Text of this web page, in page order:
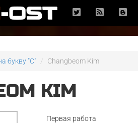
букву "C" Changbeom Kim
KIM
Первая работа